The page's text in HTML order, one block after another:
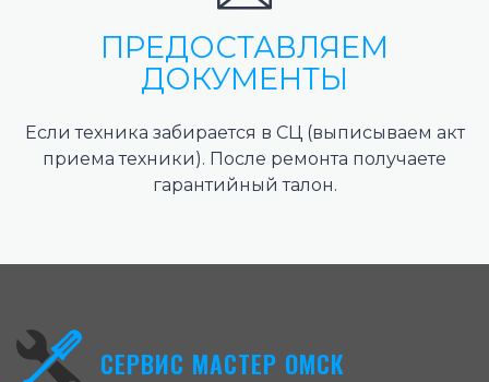
ПРЕДОСТАВЛЯЕМ
ДОКУМЕНТЫ
Если техника забирается в СЦ (выписываем акт
приема техники). После ремонта получаете
гарантийный талон.
СЕРВИС МАСТЕР ОМСК